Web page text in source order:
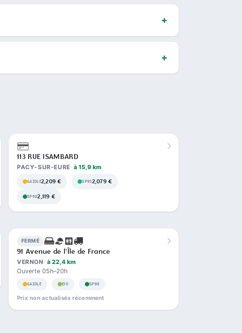
113 RUE ISAMBARD
PACY-SUR-EURE à 15,9 km
GAZOLE2,209 € SP952,079 €
SP982,119 €
FERMÉ
91 Avenue de l'Île de France
VERNON à 22,4 km
Ouverte 05h–20h
GAZOLE E10 SP98
Prix non actualisés récemment